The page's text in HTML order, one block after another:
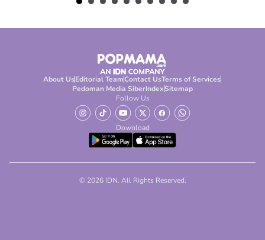
About UsEditorial TeamContact UsTerms of Services
Pedoman Media SiberIndexSitemap
Follow Us
Download
© 2026 IDN. All Rights Reserved.